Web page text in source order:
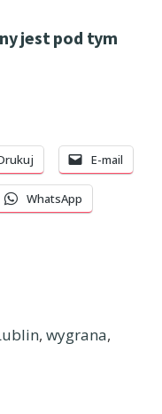
jest pod tym
E-mail
WhatsApp
, wygrana,